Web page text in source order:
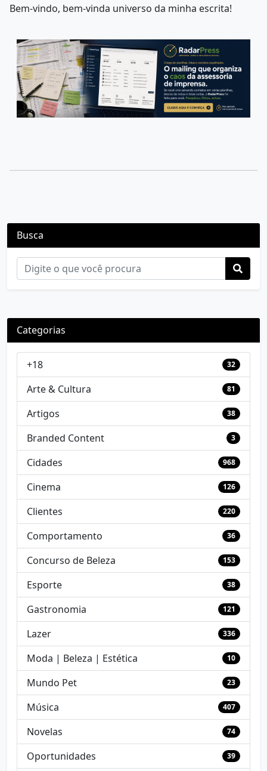
Bem-vindo, bem-vinda universo da minha escrita!
Busca
Categorias
+18 32
Arte & Cultura 81
Artigos 38
Branded Content 3
Cidades 968
Cinema 126
Clientes 220
Comportamento 36
Concurso de Beleza 153
Esporte 38
Gastronomia 121
Lazer 336
Moda | Beleza | Estética 10
Mundo Pet 23
Música 407
Novelas 74
Oportunidades 39